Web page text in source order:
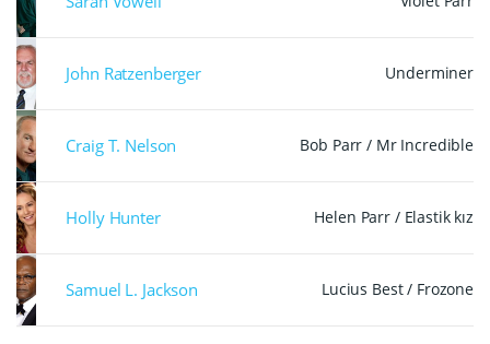
John Ratzenberger Underminer
Craig T. Nelson Bob Parr / Mr Incredible
Holly Hunter Helen Parr / Elastik kız
Samuel L. Jackson Lucius Best / Frozone